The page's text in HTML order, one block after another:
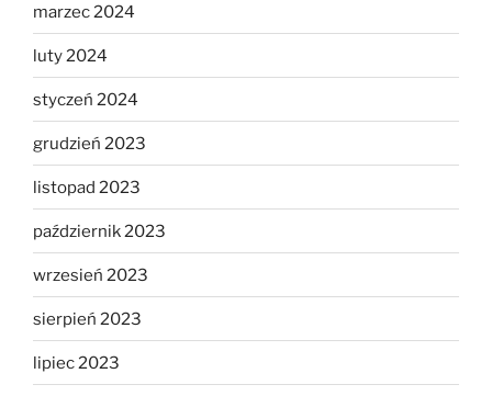
marzec 2024
luty 2024
styczeń 2024
grudzień 2023
listopad 2023
październik 2023
wrzesień 2023
sierpień 2023
lipiec 2023